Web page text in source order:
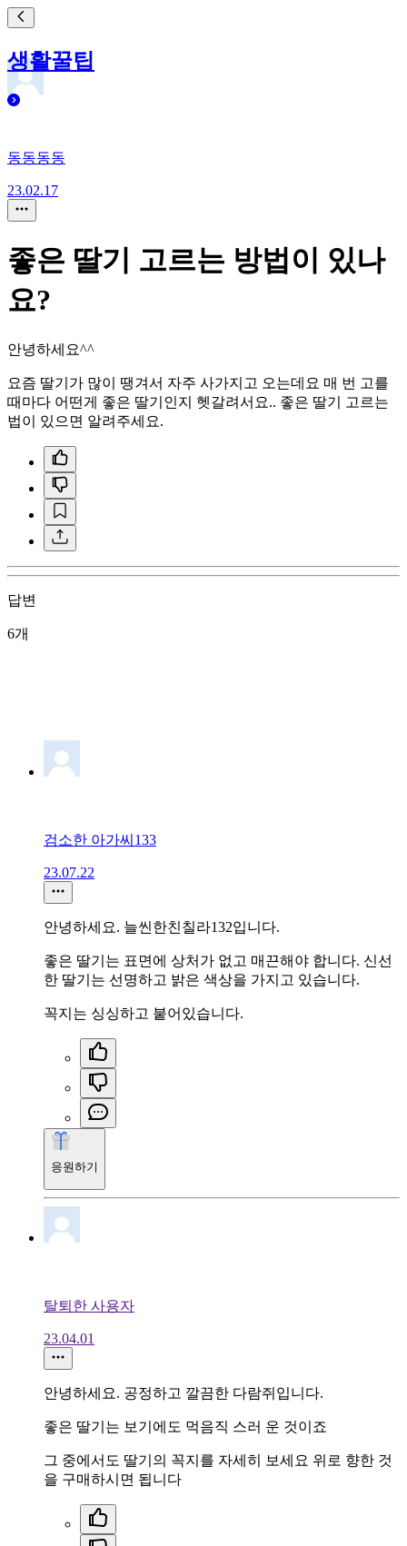
생활꿀팁
동동동동
23.02.17
좋은 딸기 고르는 방법이 있나
요?
안녕하세요^^
요즘 딸기가 많이 땡겨서 자주 사가지고 오는데요 매 번 고를
때마다 어떤게 좋은 딸기인지 헷갈려서요.. 좋은 딸기 고르는
법이 있으면 알려주세요.
답변
6개
검소한 아가씨133
23.07.22
안녕하세요. 늘씬한친칠라132입니다.
좋은 딸기는 표면에 상처가 없고 매끈해야 합니다. 신선
한 딸기는 선명하고 밝은 색상을 가지고 있습니다.
꼭지는 싱싱하고 붙어있습니다.
응원하기
탈퇴한 사용자
23.04.01
안녕하세요. 공정하고 깔끔한 다람쥐입니다.
좋은 딸기는 보기에도 먹음직 스러 운 것이죠
그 중에서도 딸기의 꼭지를 자세히 보세요 위로 향한 것
을 구매하시면 됩니다